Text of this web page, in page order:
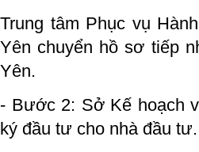
Trung tâm Phục vụ
Yên chuyển hồ sơ tiếp
Yên.
- Bước 2: Sở Kế hoạch
ký đầu tư cho nhà đầu tư.